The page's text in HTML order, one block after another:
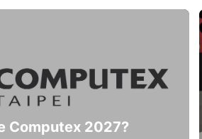
Computex 2027?